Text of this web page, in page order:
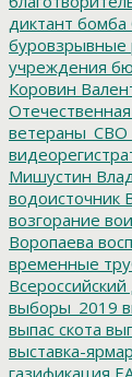
диктант бомба
буровзрывные
учреждения
Коровин
ветераны_СВО
Мишустин
водоисточник
возгорание
Воропаева
временные
выборы_2019
выпас скота
выставка-
газификация